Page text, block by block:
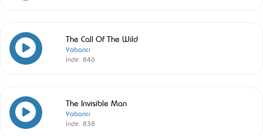
The Call Of The Wild
Yabancı
İndir: 846
The Invisible Man
Yabancı
İndir: 838